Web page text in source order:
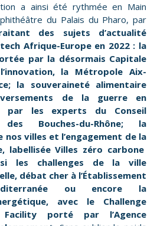
a ainsi été rythmée en Main
du Palais du Pharo, par
des sujets d’actualité
Afrique-Europe en 2022 : la
par la désormais Capitale
la Métropole Aix-
la souveraineté alimentaire
de la guerre en
par les experts du Conseil
des Bouches-du-Rhône; la
nos villes et l’engagement de la
labellisée Villes zéro carbone
les challenges de la ville
débat cher à l’Établissement
ou encore la
avec le Challenge
porté par l’Agence